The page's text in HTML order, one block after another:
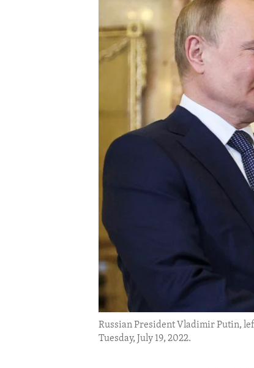
IDEALS AND INSTITUTIONS
Russian President Vladimir Putin,
Tuesday, July 19, 2022.